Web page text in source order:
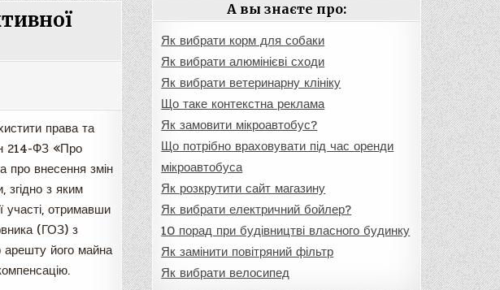
права та
214-ФЗ «Про
про внесення змін
згідно з яким
участі, отримавши
(ГОЗ) з
арешту його майна
А вы знаєте про:
Як вибрати корм для собаки
Як вибрати алюмінієві сходи
Як вибрати ветеринарну клініку
Що таке контекстна реклама
Як замовити мікроавтобус?
Що потрібно враховувати під час оренди
мікроавтобуса
Як розкрутити сайт магазину
Як вибрати електричний бойлер?
10 порад при будівництві власного будинку
Як замінити повітряний фільтр
Як вибрати велосипед